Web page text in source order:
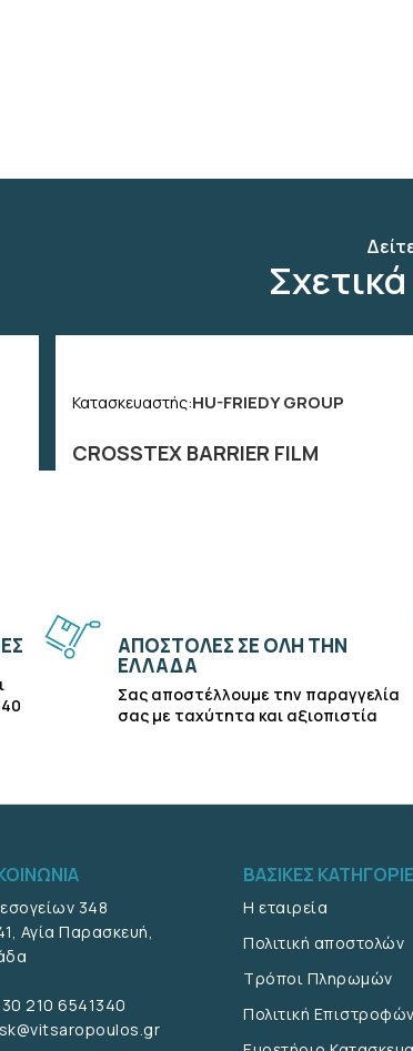
CROSSTEX BARRIER FILM
Κατασκευαστής:HU-FRIEDY GROUP
ΑΠΟΣΤΟΛΕΣ ΣΕ ΟΛΗ ΤΗΝ
ΕΛΛΑΔΑ
Σας αποστέλλουμε την παραγγελία
σας με ταχύτητα και αξιοπιστία
348
Αγία Παρασκευή,
210 6541340
ΒΑΣΙΚΕΣ
Η εταιρεία
Πολιτική αποστολών
Τρόποι Πληρωμών
Πολιτική Επιστροφών